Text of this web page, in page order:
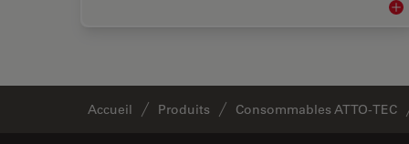
Accueil Produits Consommables ATTO-TEC